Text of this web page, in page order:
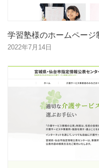
学習塾様のホームページ
2022年7月14日